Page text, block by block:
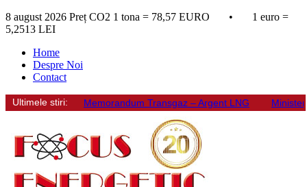
8 august 2026 Preț CO2 1 tona = 78,57 EURO • 1 euro =
5,2513 LEI
Home
Despre Noi
Contact
Ultimele stiri: Memorandum Transgaz – Argent LNG